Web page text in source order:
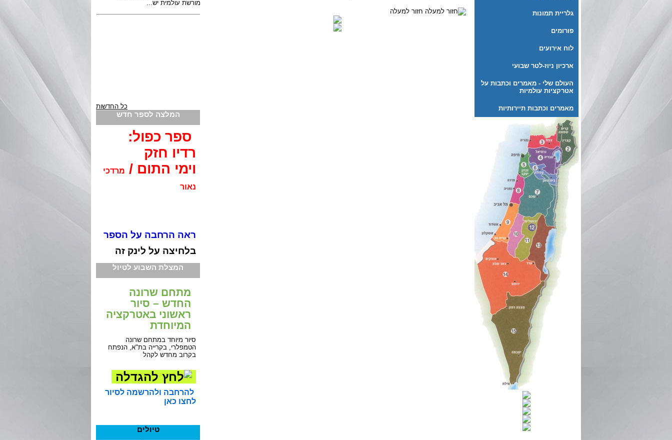
גלריית תמונות
פורומים
לוח אירועים
ארכיון ניוז-לטר שבועי
העולם שלי - מאמרים וכתבות על
אטרקציות עולמיות
מאמרים וכתבות תיירותיות
חזור למעלה
כל החדשות
המלצה לספר חדש
ספר כפול:
רדיו חזק
וימי התום / מרדכי
נאור
ראה הרחבה על הספר
בלחיצה על לינק זה
המצלת השבוע לטיול
מתחם שרונה
החדש – סיור
ראשוני באטרקציה
המיוחדת
סיור מיוחד במתחם שרונה
הטמפלרי, בקרייה בת"א, הנפתח
בקרוב מחדש לקהל
להרחבה ולהרשמה לסיור
לחצו כאן
טיולים